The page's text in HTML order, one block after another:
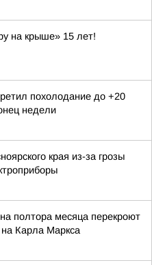
на крыше» 15 лет!
похолодание до +20
недели
края из-за грозы
полтора месяца перекроют
на Карла Маркса